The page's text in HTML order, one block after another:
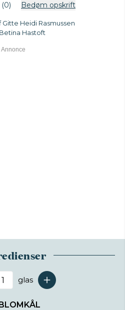
(0) Bedøm opskrift
Gitte Heidi Rasmussen
Hastoft
Antal serveringer
glas